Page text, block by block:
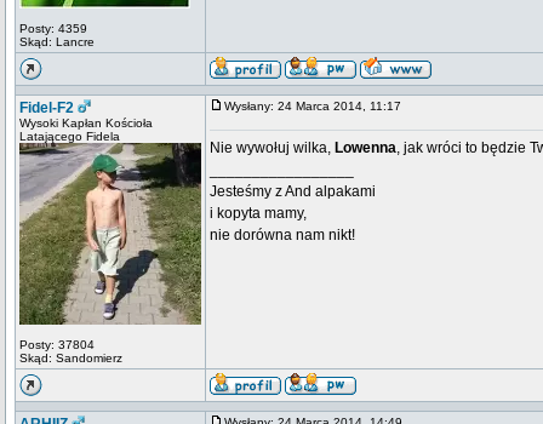
Posty: 4359
Skąd: Lancre
Fidel-F2
Wysoki Kapłan Kościoła
Latającego Fidela
Posty: 37804
Skąd: Sandomierz
Wysłany: 24 Marca 2014, 11:17
Nie wywołuj wilka, Lowenna, jak wróci to będzie
Jesteśmy z And alpakami
i kopyta mamy,
nie dorówna nam nikt!